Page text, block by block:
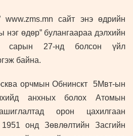
www.zms.mn сайт энэ өдрийн
нэг өдөр” булангаараа дэлхийн
сарын 27-нд болсон үйл
байна.
орчмын Обнинскт 5Мвт-ын
анхных болох Атомын
орон цахилгаан
онд Зөвлөлтийн Засгийн